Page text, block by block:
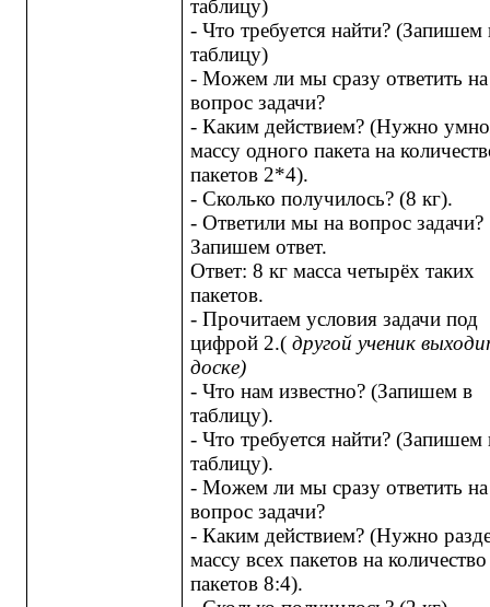
таблицу)
- Что требуется найти? (Запишем
таблицу)
- Можем ли мы сразу ответить на
вопрос задачи?
- Каким действием? (Нужно
массу одного пакета на
пакетов 2*4).
- Сколько получилось? (8 кг).
- Ответили мы на вопрос задачи?
Запишем ответ.
Ответ: 8 кг масса четырёх таких
пакетов.
- Прочитаем условия задачи под
цифрой 2.( другой ученик
доске)
- Что нам известно? (Запишем в
таблицу).
- Что требуется найти? (Запишем
таблицу).
- Можем ли мы сразу ответить на
вопрос задачи?
- Каким действием? (Нужно
массу всех пакетов на количество
пакетов 8:4).